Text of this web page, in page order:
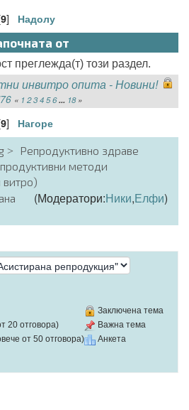
9] Надолу
от
преглежда(т) този раздел.
инвитро опита - Новини!
« 1 23456... 18»
9] Нагоре
Репродуктивно здраве
методи
витро)
(Модератори:Ники,Елфи)
20 отговора)
от 50 отговора)
Заключена тема
Важна тема
Анкета